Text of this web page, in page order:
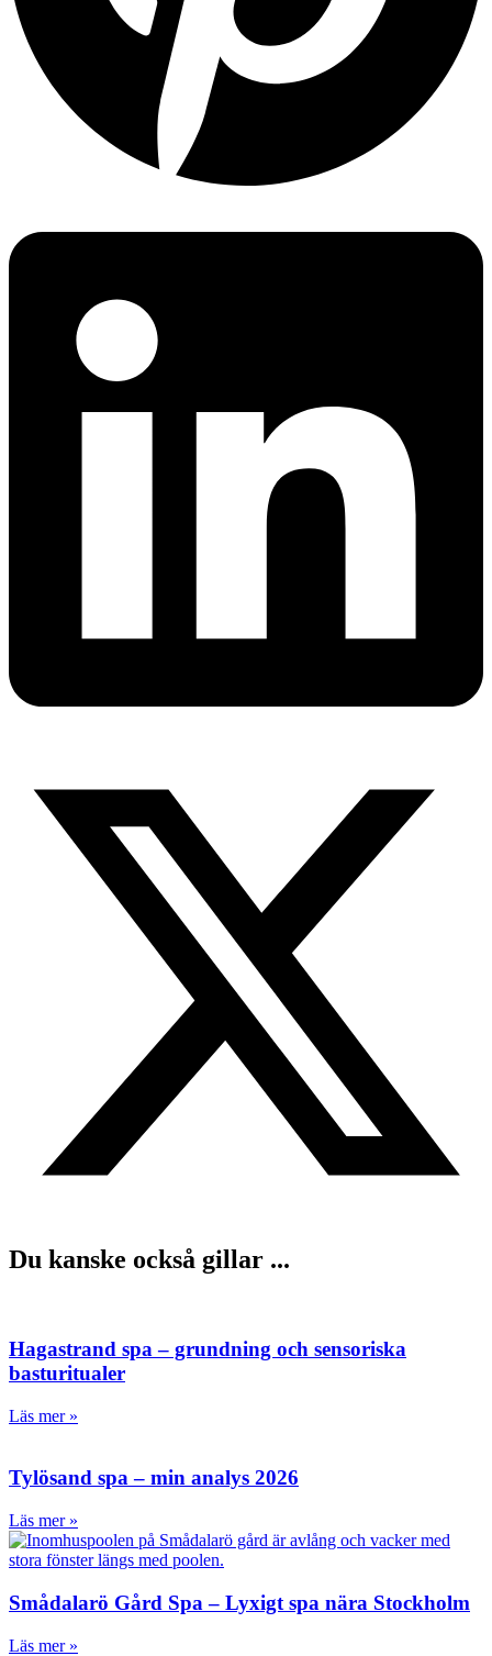
Du kanske också gillar ...
Hagastrand spa – grundning och sensoriska
basturitualer
Läs mer »
Tylösand spa – min analys 2026
Läs mer »
Smådalarö Gård Spa – Lyxigt spa nära Stockholm
Läs mer »